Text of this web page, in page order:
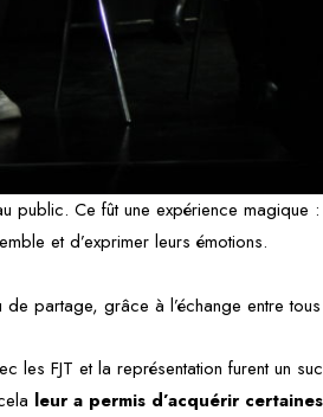
public. Ce fût une expérience
et d’exprimer leurs émotions.
de partage, grâce à l’échange entre
les FJT et la représentation furent un
leur a permis d’acquérir